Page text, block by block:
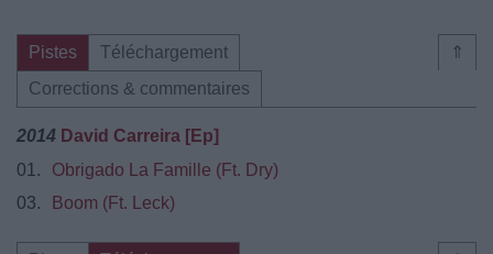
⇑
Pistes
Téléchargement
Corrections & commentaires
2014 David Carreira [Ep]
01.
Obrigado La Famille (Ft. Dry)
03.
Boom (Ft. Leck)